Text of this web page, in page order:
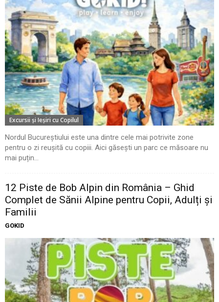
Excursii şi Ieşiri cu Copilul
Nordul Bucureștiului este una dintre cele mai potrivite zone
pentru o zi reușită cu copiii. Aici găsești un parc ce măsoare nu
mai puțin...
12 Piste de Bob Alpin din România – Ghid
Complet de Sănii Alpine pentru Copii, Adulți și
Familii
GOKID